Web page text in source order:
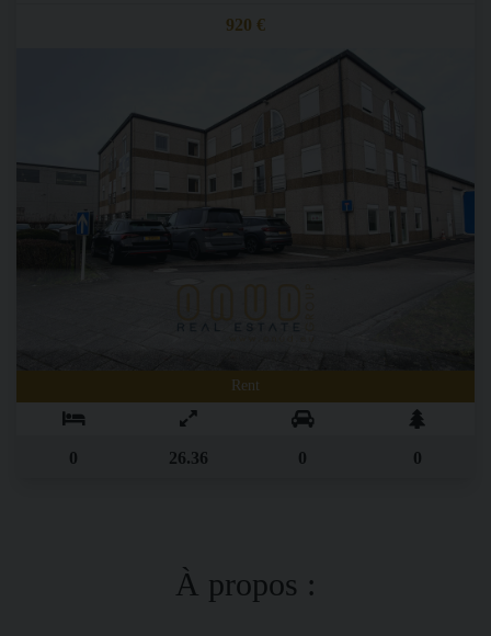
920 €
Rent
0 26.36 0 0
À propos :